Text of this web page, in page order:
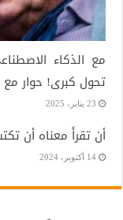
مع الذكاء
تحول كبرى! حوار
23 يناير، 2025
أن تقرأَ معناه أن
14 أكتوبر، 2024